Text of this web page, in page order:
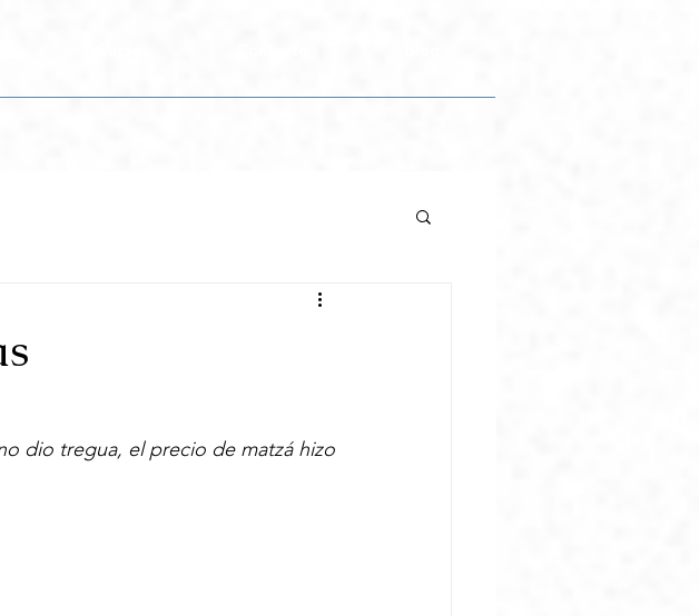
dio tregua, el precio de matzá hizo